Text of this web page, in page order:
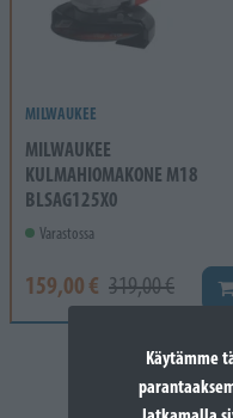
Käytämme
MILWAUKEE
MILWAUKEE
KULMAHIOMAKONE M18
BLSAG125X0
Varastossa
159,00 € 319,00 €